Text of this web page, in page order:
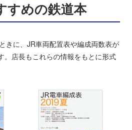
すめの鉄道本
きに、JR車両配置表や編成両数表が
。店長もこれらの情報をもとに形式